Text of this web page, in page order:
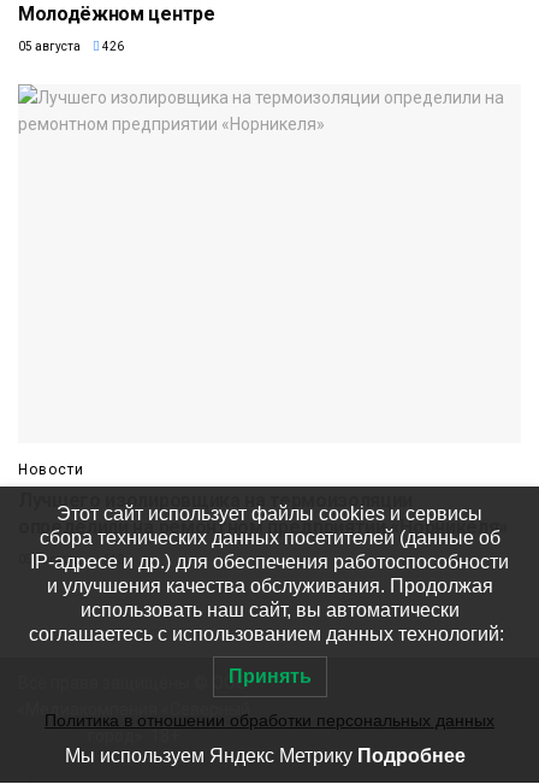
Молодёжном центре
05 августа 426
Новости
Лучшего изолировщика на термоизоляции
определили на ремонтном предприятии «Норникеля»
05 августа 642
Все права защищены © ООО
«Медиакомпания «Северный
Этот сайт использует файлы cookies и сервисы
сбора технических данных посетителей (данные об
IP-адресе и др.) для обеспечения работоспособности
и улучшения качества обслуживания. Продолжая
использовать наш сайт, вы автоматически
соглашаетесь с использованием данных технологий:
Принять
Политика в отношении обработки персональных данных
Мы используем Яндекс Метрику Подробнее